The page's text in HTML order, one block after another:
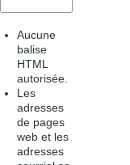
Aucune
balise
HTML
autorisée.
Les
adresses
de pages
web et les
adresses